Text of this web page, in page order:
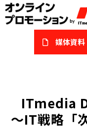
媒体資料
サー
ITmedia
～IT戦略「